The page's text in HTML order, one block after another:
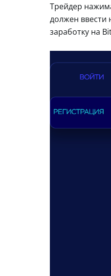
Трейдер
должен ввести
заработку на